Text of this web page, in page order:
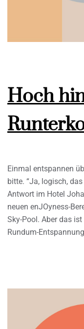
Hoch
Einmal entspannen
bitte. “Ja, logisch,
Antwort im Hotel
neuen enJOyness-
Sky-Pool. Aber das
Rundum-